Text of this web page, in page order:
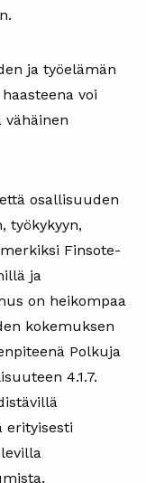
ja työelämän
voi
vähäinen
osallisuuden
työkykyyn,
Finsote-
ja
on heikompaa
kokemuksen
Polkuja
4.1.7.
erityisesti